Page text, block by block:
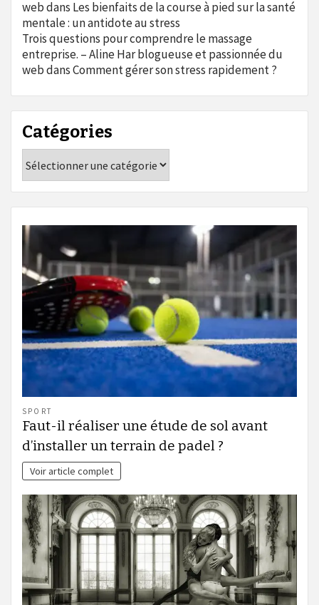
webdans Les bienfaits de la course à pied sur la santé
mentale : un antidote au stress
Trois questions pour comprendre le massage
entreprise. – Aline Har blogueuse et passionnée du
webdansComment gérer son stress rapidement ?
Catégories
SPORT
Faut-il réaliser une étude de sol avant
d’installer un terrain de padel ?
Voir article complet